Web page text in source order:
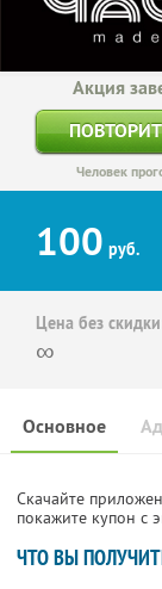
Акция
Человек
100 руб.
Цена без
∞
Основное
Скачайте
покажите купон с
ЧТО ВЫ